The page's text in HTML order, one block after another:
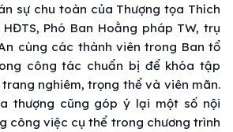
sự chu toàn của Thượng tọa Thích
Phó Ban Hoằng pháp TW, trụ
cùng các thành viên trong Ban tổ
công tác chuẩn bị để khóa tập
nghiêm, trọng thể và viên mãn.
thượng cũng góp ý lại một số nội
công việc cụ thể trong chương trình